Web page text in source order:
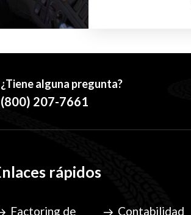
¿Tiene alguna pregunta?
(800) 207-7661
rápidos
Factoring de Contabilidad